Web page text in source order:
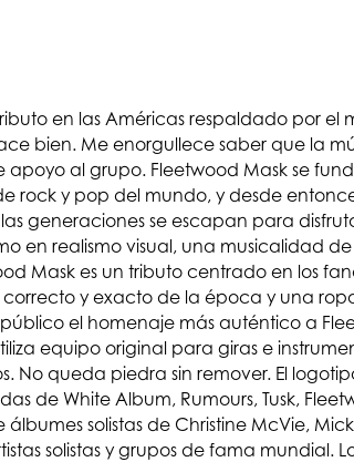
en las Américas respaldado por
bien. Me enorgullece saber que la
apoyo al grupo. Fleetwood Mask se
rock y pop del mundo, y desde
generaciones se escapan para
en realismo visual, una musicalidad
Mask es un tributo centrado en los
y exacto de la época y una
el homenaje más auténtico a
equipo original para giras e
No queda piedra sin remover. El
de White Album, Rumours, Tusk,
solistas de Christine McVie,
solistas y grupos de fama mundial.